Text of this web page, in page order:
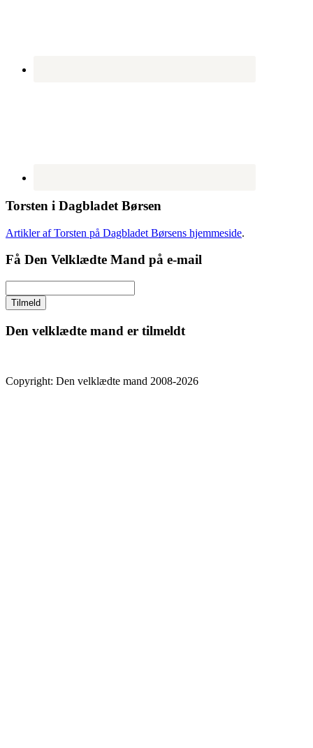
Torsten i Dagbladet Børsen
Artikler af Torsten på Dagbladet Børsens hjemmeside.
Få Den Velklædte Mand på e-mail
Den velklædte mand er tilmeldt
Copyright: Den velklædte mand 2008-2026